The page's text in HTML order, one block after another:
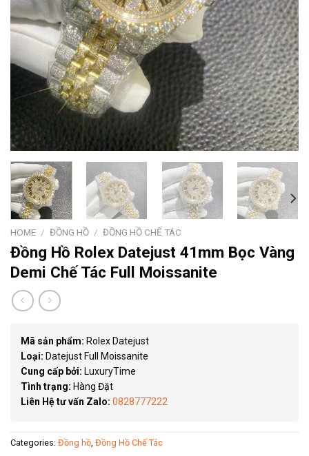
HOME / ĐỒNG HỒ / ĐỒNG HỒ CHẾ TÁC
Đồng Hồ Rolex Datejust 41mm Bọc Vàng
Demi Chế Tác Full Moissanite
Mã sản phẩm: Rolex Datejust
Loại: Datejust Full Moissanite
Cung cấp bởi: LuxuryTime
Tình trạng: Hàng Đặt
Liên Hệ tư vấn Zalo: 0828777222
Categories: Đồng hồ Đồng Hồ Chế Tác